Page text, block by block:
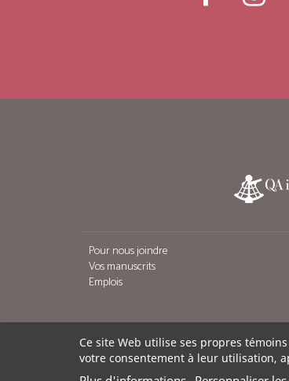
Pour nous joindre
Vos manuscrits
Emplois
Ce site Web utilise ses propres
votre consentement à leur utilisation,